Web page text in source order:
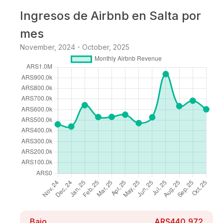
Ingresos de Airbnb en Salta por
mes
November, 2024 - October, 2025